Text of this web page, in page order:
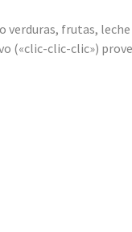
frutas,
(«clic-clic-clic»)